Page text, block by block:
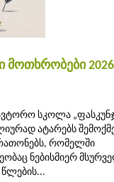
მოთხრობები 2026
სკოლა
ატარებს
რომელში
ნებისმიერ